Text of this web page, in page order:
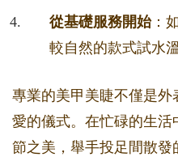
從基礎服務開始：
較自然的款式試水溫
專業的美甲美睫不僅是
愛的儀式。在忙碌的生
節之美，舉手投足間散